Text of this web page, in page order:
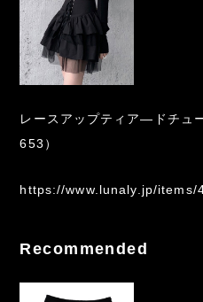
レースアップティア―ドチュ
653）
https://www.lunaly.jp/items/
Recommended